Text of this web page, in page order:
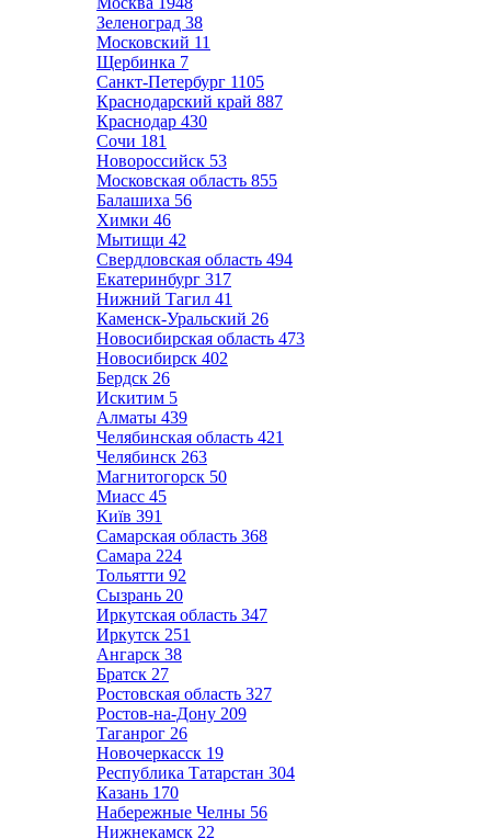
Зеленоград 38
Московский 11
Щербинка 7
Санкт-Петербург 1105
Краснодарский край 887
Краснодар 430
Сочи 181
Новороссийск 53
Московская область 855
Балашиха 56
Химки 46
Мытищи 42
Свердловская область 494
Екатеринбург 317
Нижний Тагил 41
Каменск-Уральский 26
Новосибирская область 473
Новосибирск 402
Бердск 26
Искитим 5
Алматы 439
Челябинская область 421
Челябинск 263
Магнитогорск 50
Миасс 45
Київ 391
Самарская область 368
Самара 224
Тольятти 92
Сызрань 20
Иркутская область 347
Иркутск 251
Ангарск 38
Братск 27
Ростовская область 327
Ростов-на-Дону 209
Таганрог 26
Новочеркасск 19
Республика Татарстан 304
Казань 170
Набережные Челны 56
Нижнекамск 22